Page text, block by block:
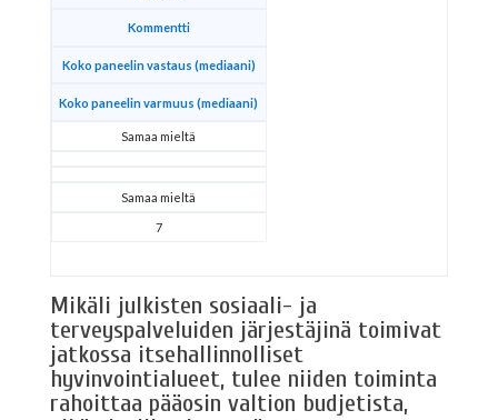
Kommentti
Koko paneelin vastaus (mediaani)
Koko paneelin varmuus (mediaani)
Samaa mieltä
Samaa mieltä
7
Mikäli julkisten sosiaali- ja
terveyspalveluiden järjestäjinä toimivat
jatkossa itsehallinnolliset
hyvinvointialueet, tulee niiden toiminta
rahoittaa pääosin valtion budjetista,